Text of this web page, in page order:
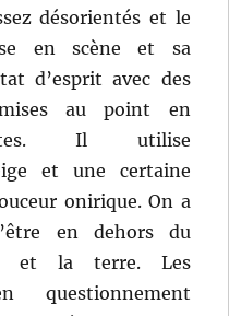
désorientés et le
en scène et sa
d’esprit avec des
au point en
Il utilise
et une certaine
onirique. On a
en dehors du
et la terre. Les
questionnement